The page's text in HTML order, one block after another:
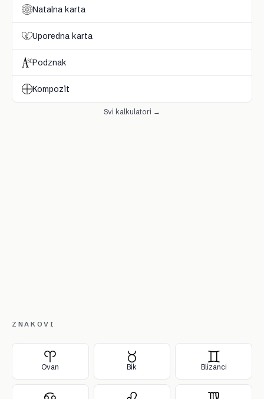
Natalna karta
Uporedna karta
Podznak
Kompozit
Svi kalkulatori →
ZNAKOVI
Ovan Bik Blizanci